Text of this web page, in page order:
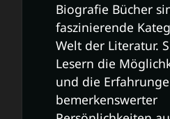
Biografie Bücher
faszinierende
Welt der Literatur.
Lesern die
und die
bemerkenswerter